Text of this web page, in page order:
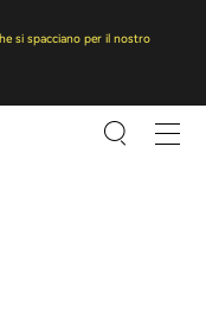
si spacciano per il nostro